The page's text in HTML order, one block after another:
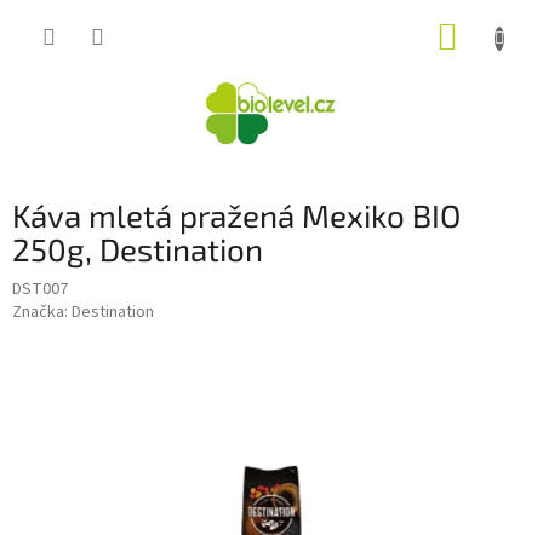
Káva mletá pražená Mexiko BIO
250g, Destination
DST007
Značka: Destination